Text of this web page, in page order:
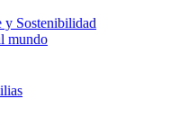
y Sostenibilidad
mundo